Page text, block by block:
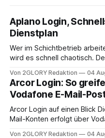
Aplano Login,
Dienstplan
Wer im Schichtbetrieb
wird es schnell chaotisch.
abwesenheiten und die
Ihr personal digital zu
erfahren Sie alles, was Sie
brauchen, von der
Von 2GLORY Redaktion 04
Arcor Login: So
Vodafone E-Mail-
Arcor Login auf einen Blick Die Anmeldung für alte Arcor-E-
Mail-Konten erfolgt über
Von 2GLORY Redaktion 04